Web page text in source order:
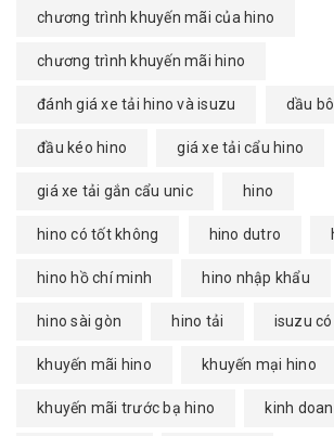
chương trình khuyến mãi của hino
chương trình khuyến mãi hino
đánh giá xe tải hino và isuzu dầu
đầu kéo hino giá xe tải cẩu hino
giá xe tải gắn cẩu unic hino
hino có tốt không hino dutro
hino hồ chí minh hino nhập khẩu
hino sài gòn hino tải isuzu
khuyến mãi hino khuyến mại hino
khuyến mãi trước bạ hino kinh